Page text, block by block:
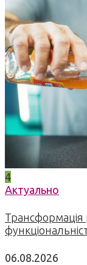
4
Актуально
Трансформація
06.08.2026